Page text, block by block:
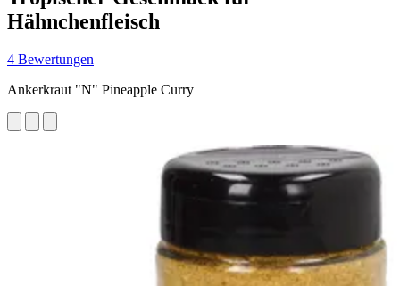
Hähnchenfleisch
4 Bewertungen
Ankerkraut "N" Pineapple Curry